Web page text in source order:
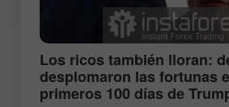
Los ricos también lloran:
desplomaron las fortunas
primeros 100 días de